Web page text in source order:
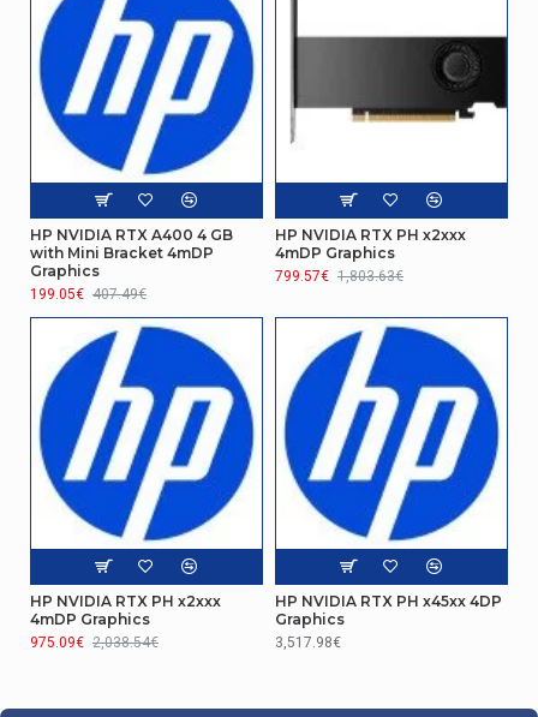
HP NVIDIA RTX A400 4 GB
with Mini Bracket 4mDP
Graphics
199.05€ 407.49€
HP NVIDIA RTX PH x2xxx
4mDP Graphics
799.57€ 1,803.63€
HP NVIDIA RTX PH x2xxx
4mDP Graphics
975.09€ 2,038.54€
HP NVIDIA RTX PH x45xx 4DP
Graphics
3,517.98€